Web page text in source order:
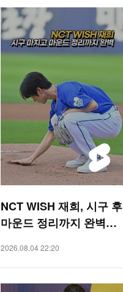
NCT WISH 재희, 시구 후
마운드 정리까지 완벽
2026.08.04 22:20